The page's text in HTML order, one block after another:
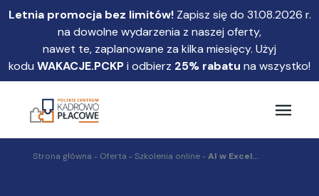
Przejdź
treści
Letnia promocja bez limitów!Zapisz się do 31.08.2026 r.
na dowolne wydarzenia z naszej oferty,
nawet te, zaplanowane za kilka miesięcy. Użyj
kodu WAKACJE.PCKPi odbierz 25% rabatu na wszystko!
Strona główna Oferta Szkolenia online AI w Excel...